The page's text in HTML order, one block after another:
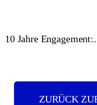
10 Jahre
ZURÜCK